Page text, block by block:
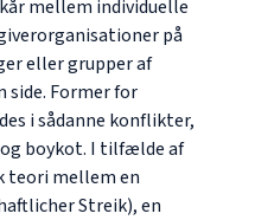
mellem individuelle
på
eller grupper af
side. Former for
i sådanne konflikter,
boykot. I tilfælde af
teori mellem en
Streik), en